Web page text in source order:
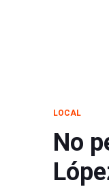
LOCAL
No